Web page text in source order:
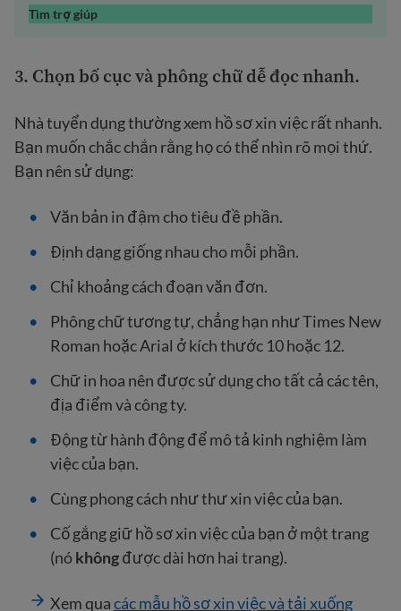
Tìm trợ giúp
3. Chọn bố cục và phông chữ dễ đọc nhanh.
Nhà tuyển dụng thường xem hồ sơ xin việc rất nhanh.
Bạn muốn chắc chắn rằng họ có thể nhìn rõ mọi thứ.
Bạn nên sử dụng:
Văn bản in đậm cho tiêu đề phần.
Định dạng giống nhau cho mỗi phần.
Chỉ khoảng cách đoạn văn đơn.
Phông chữ tương tự, chẳng hạn như Times New
Roman hoặc Arial ở kích thước 10 hoặc 12.
Chữ in hoa nên được sử dụng cho tất cả các tên,
địa điểm và công ty.
Động từ hành động để mô tả kinh nghiệm làm
việc của bạn.
Cùng phong cách như thư xin việc của bạn.
Cố gắng giữ hồ sơ xin việc của bạn ở một trang
(nókhôngđược dài hơn hai trang).
Xem quacác mẫu hồ sơ xin việc và tải xuống